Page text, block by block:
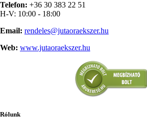
Telefon: +36 30 383 22 51
H-V: 10:00 - 18:00
Email: rendeles@jutaoraekszer.hu
Web: www.jutaoraekszer.hu
Rólunk